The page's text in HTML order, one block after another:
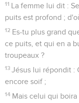
11 La femme lui dit :
puits est profond ;
12 Es-tu plus grand
ce puits, et qui en a
troupeaux ?
13 Jésus lui répondit :
encore soif ;
14 Mais celui qui